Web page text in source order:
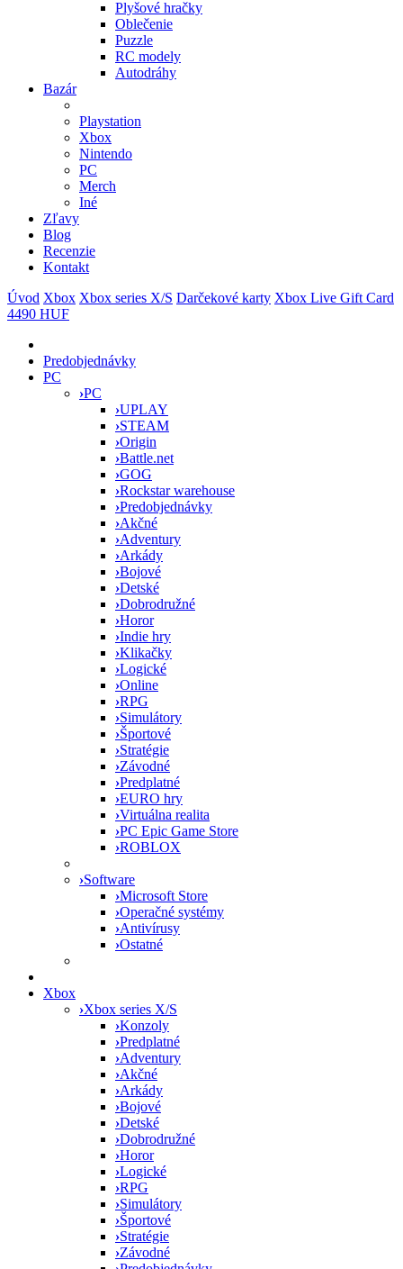
Plyšové hračky
Oblečenie
Puzzle
RC modely
Autodráhy
Bazár
Playstation
Xbox
Nintendo
PC
Merch
Iné
Zľavy
Blog
Recenzie
Kontakt
Úvod Xbox Xbox series X/S Darčekové karty Xbox Live Gift Card
4490 HUF
Predobjednávky
PC
›PC
›UPLAY
›STEAM
›Origin
›Battle.net
›GOG
›Rockstar warehouse
›Predobjednávky
›Akčné
›Adventury
›Arkády
›Bojové
›Detské
›Dobrodružné
›Horor
›Indie hry
›Klikačky
›Logické
›Online
›RPG
›Simulátory
›Športové
›Stratégie
›Závodné
›Predplatné
›EURO hry
›Virtuálna realita
›PC Epic Game Store
›ROBLOX
›Software
›Microsoft Store
›Operačné systémy
›Antivírusy
›Ostatné
Xbox
›Xbox series X/S
›Konzoly
›Predplatné
›Adventury
›Akčné
›Arkády
›Bojové
›Detské
›Dobrodružné
›Horor
›Logické
›RPG
›Simulátory
›Športové
›Stratégie
›Závodné